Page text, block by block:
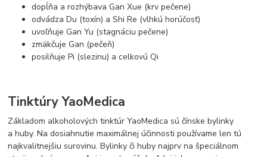
dopĺňa a rozhýbava Gan Xue (krv pečene)
odvádza Du (toxín) a Shi Re (vlhkú horúčosť)
uvoľňuje Gan Yu (stagnáciu pečene)
zmäkčuje Gan (pečeň)
posilňuje Pi (slezinu) a celkovú Qi
Tinktúry YaoMedica
Základom alkoholových tinktúr YaoMedica sú čínske bylinky
a huby. Na dosiahnutie maximálnej účinnosti používame len tú
najkvalitnejšiu surovinu. Bylinky či huby najprv na špeciálnom